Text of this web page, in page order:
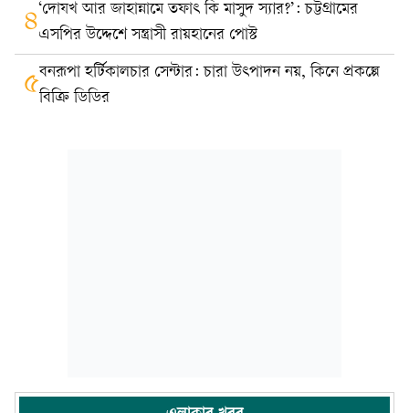
৪‘দোযখ আর জাহান্নামে তফাৎ কি মাসুদ স্যার?’: চট্টগ্রামের
এসপির উদ্দেশে সন্ত্রাসী রায়হানের পোস্ট
৫বনরূপা হর্টিকালচার সেন্টার: চারা উৎপাদন নয়, কিনে প্রকল্পে
বিক্রি ডিডির